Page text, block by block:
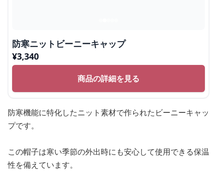
防寒ニットビーニーキャップ
¥3,340
商品の詳細を見る
防寒機能に特化したニット素材で作られたビーニーキャッ
プです。
この帽子は寒い季節の外出時にも安心して使用できる保温
性を備えています。